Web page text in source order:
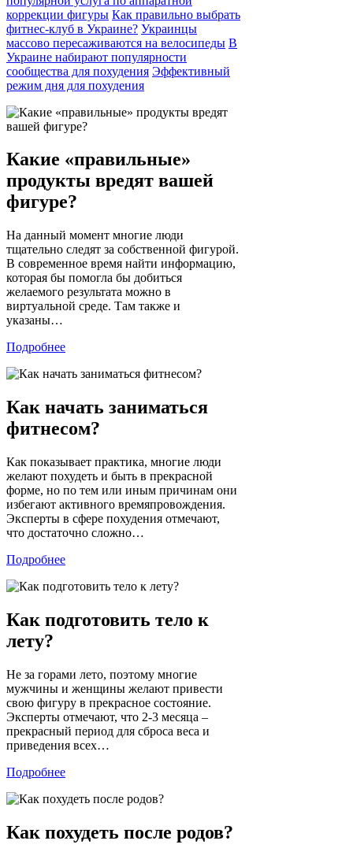
коррекции фигуры Как правильно выбрать
фитнес-клуб в Украине? Украинцы
массово пересаживаются на велосипеды В
Украине набирают популярности
сообщества для похудения Эффективный
режим дня для похудения
Какие «правильные»
продукты вредят вашей
фигуре?
На данный момент многие люди
тщательно следят за собственной фигурой.
В современное время найти информацию,
которая бы помогла бы добиться
желаемого результата можно в
виртуальной среде. Там также и
указаны…
Подробнее
Как начать заниматься
фитнесом?
Как показывает практика, многие люди
желают похудеть и быть в прекрасной
форме, но по тем или иным причинам они
избегают активного времяпровождения.
Эксперты в сфере похудения отмечают,
что достаточно сложно…
Подробнее
Как подготовить тело к
лету?
Не за горами лето, поэтому многие
мужчины и женщины желают привести
свою фигуру в прекрасное состояние.
Эксперты отмечают, что 2-3 месяца –
прекрасный период для сброса веса и
приведения всех…
Подробнее
Как похудеть после родов?